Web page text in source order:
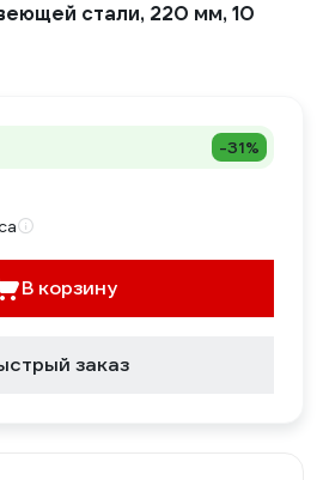
стали, 220 мм, 10
-31%
В корзину
заказ